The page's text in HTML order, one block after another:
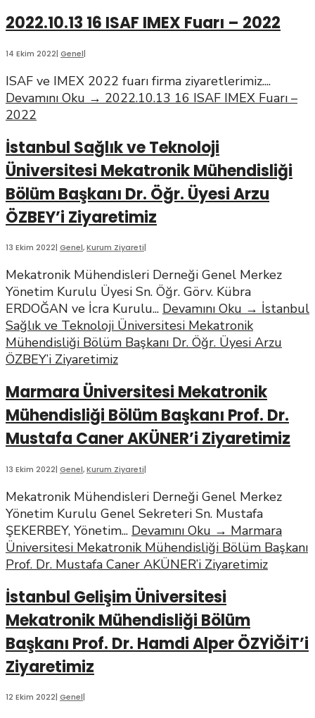
2022.10.13 16 ISAF IMEX Fuarı – 2022
14 Ekim 2022| Genel|
ISAF ve IMEX 2022 fuarı firma ziyaretlerimiz....
Devamını Oku → 2022.10.13 16 ISAF IMEX Fuarı –
2022
İstanbul Sağlık ve Teknoloji
Üniversitesi Mekatronik Mühendisliği
Bölüm Başkanı Dr. Öğr. Üyesi Arzu
ÖZBEY’i Ziyaretimiz
13 Ekim 2022| Genel,Kurum Ziyareti|
Mekatronik Mühendisleri Derneği Genel Merkez
Yönetim Kurulu Üyesi Sn. Öğr. Görv. Kübra
ERDOĞAN ve İcra Kurulu... Devamını Oku → İstanbul
Sağlık ve Teknoloji Üniversitesi Mekatronik
Mühendisliği Bölüm Başkanı Dr. Öğr. Üyesi Arzu
ÖZBEY’i Ziyaretimiz
Marmara Üniversitesi Mekatronik
Mühendisliği Bölüm Başkanı Prof. Dr.
Mustafa Caner AKÜNER’i Ziyaretimiz
13 Ekim 2022| Genel,Kurum Ziyareti|
Mekatronik Mühendisleri Derneği Genel Merkez
Yönetim Kurulu Genel Sekreteri Sn. Mustafa
ŞEKERBEY, Yönetim... Devamını Oku → Marmara
Üniversitesi Mekatronik Mühendisliği Bölüm Başkanı
Prof. Dr. Mustafa Caner AKÜNER’i Ziyaretimiz
İstanbul Gelişim Üniversitesi
Mekatronik Mühendisliği Bölüm
Başkanı Prof. Dr. Hamdi Alper ÖZYİĞİT’i
Ziyaretimiz
12 Ekim 2022| Genel|